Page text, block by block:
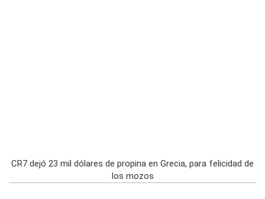
CR7 dejó 23 mil dólares de propina en Grecia, para felicidad de
los mozos